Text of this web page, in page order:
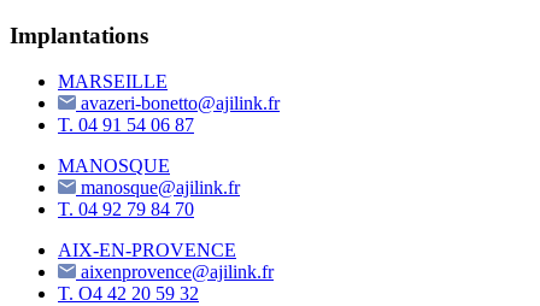
Implantations
MARSEILLE
avazeri-bonetto@ajilink.fr
T. 04 91 54 06 87
MANOSQUE
manosque@ajilink.fr
T. 04 92 79 84 70
AIX-EN-PROVENCE
aixenprovence@ajilink.fr
T. O4 42 20 59 32